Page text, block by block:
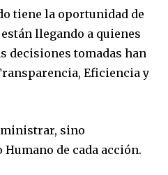
tiene la oportunidad de
llegando a quienes
decisiones tomadas han
Eficiencia y
sino
de cada acción.